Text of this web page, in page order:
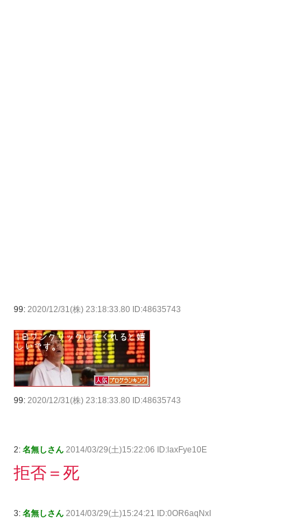
99: 2020/12/31(株) 23:18:33.80 ID:48635743
99: 2020/12/31(株) 23:18:33.80 ID:48635743
2: 名無しさん 2014/03/29(土)15:22:06 ID:laxFye10E
拒否＝死
3: 名無しさん 2014/03/29(土)15:24:21 ID:0OR6aqNxI